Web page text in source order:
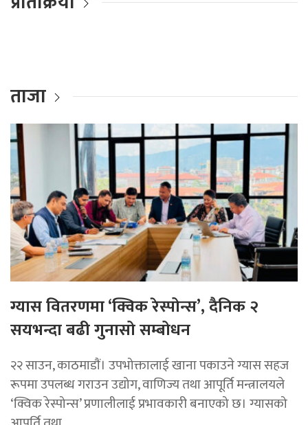
ताजा
ग्यास वितरणमा ‘क्विक रेस्पोन्स’, दैनिक २
सयभन्दा बढी गुनासो सम्बोधन
२२ साउन, काठमाडाैं। उपभोक्तालाई खाना पकाउने ग्यास सहज
रूपमा उपलब्ध गराउन उद्योग, वाणिज्य तथा आपूर्ति मन्त्रालयले
‘क्विक रेस्पोन्स’ प्रणालीलाई प्रभावकारी बनाएको छ। ग्यासको